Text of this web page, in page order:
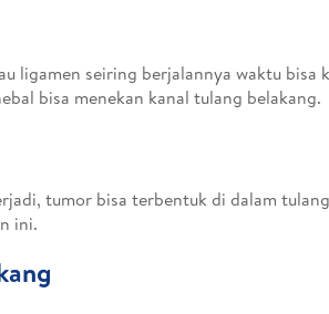
ligamen seiring berjalannya waktu bisa
bisa menekan kanal tulang belakang.
tumor bisa terbentuk di dalam
ini.